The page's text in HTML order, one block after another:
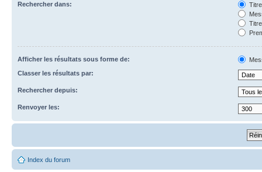
Rechercher dans:
Afficher les résultats sous forme de:
Classer les résultats par:
Rechercher depuis:
Renvoyer les:
Index du forum